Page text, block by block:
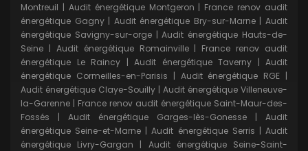
Montreuil | Audit énergétique Montgeron | France renov audit
énergétique Gagny| Audit énergétique Bry-sur-Marne|Audit
énergétique Savigny-sur-orge|Audit énergétique Hauts-de-
Seine | Audit énergétique Romainville| France renov audit
énergétique Le Raincy | Audit énergétique Taverny | Audit
énergétique Cormeilles-en-Parisis | Audit énergétique RGE |
Audit énergétique Claye-Souilly | Audit énergétique Villeneuve-
la-Garenne | France renov audit énergétique Saint-Maur-des-
Fossés | Audit énergétique Garges-lès-Gonesse | Audit
énergétique Seine-et-Marne |Audit énergétique Serris |Audit
énergétique Livry-Gargan | Audit énergétique Seine-Saint-